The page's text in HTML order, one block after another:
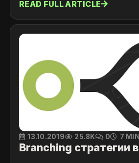
READ FULL ARTICLE
13.10.2019 25.8K 0 7
Branching стратегии